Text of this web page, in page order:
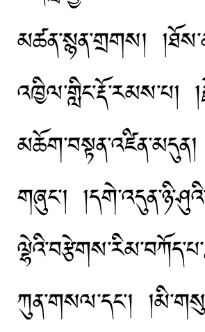
མཚན་སྙན་གྲགས།
འཁྱིལ་གླིང་རྡོ་རམས་པ།
གཞུང་།
ཀུན་གསལ་དང་།